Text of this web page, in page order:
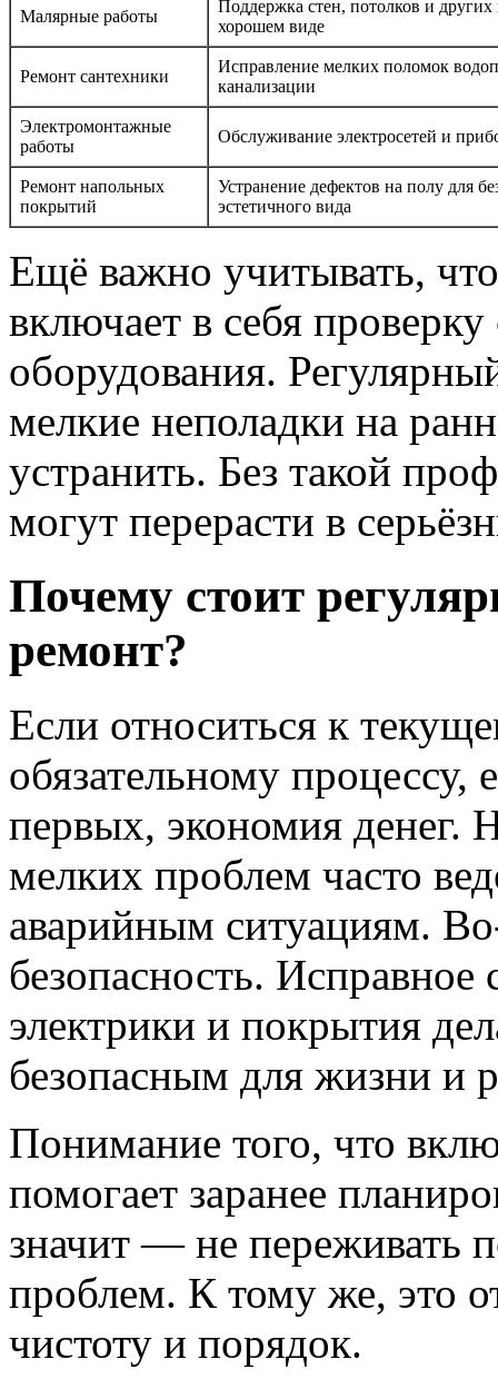
Малярные работы
Поддержка стен, потолков и других
хорошем виде
Ремонт сантехники
Исправление мелких поломок
канализации
Электромонтажные
работы
Обслуживание электросетей и
Ремонт напольных
покрытий
Устранение дефектов на полу для
эстетичного вида
Ещё важно учитывать,
включает в себя
оборудования.
мелкие неполадки на
устранить. Без такой
могут перерасти в
Почему стоит
ремонт?
Если относиться к
обязательному
первых, экономия денег.
мелких проблем часто
аварийным ситуациям.
безопасность. Исправное
электрики и покрытия
безопасным для жизни и
Понимание того, что
помогает заранее
значит — не переживать
проблем. К тому же, это
чистоту и порядок.